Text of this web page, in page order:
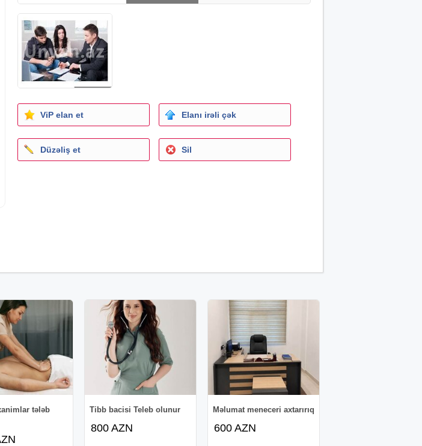
ViP elan et Elanı irəli çək
Düzəliş et Sil
tələb
Tibb bacisi Teleb olunur
800 AZN
Məlumat meneceri axtarırıq
600 AZN